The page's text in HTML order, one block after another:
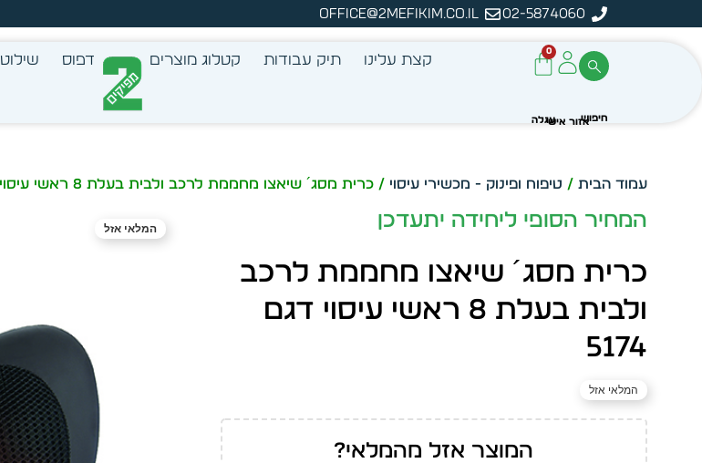
02-5874060
office@2mefikim.co.il
מיידית מתוך מלאי קיים
עצב בעצמך - הכן הדמייה לכל פריט בקלות
0
קצת עלינו תיק עבודות קטלוג מוצרים דפוס שילוט
עמוד הבית / טיפוח ופינוק - מכשירי עיסוי / כרית מסג´ שיאצו מחממת לרכב ולבית בעלת 8 ראשי עיסוי דגם 5174
כרית מסג´ שיאצו מחממת לרכב
ולבית בעלת 8 ראשי עיסוי דגם
5174
המלאי אזל
המוצר אזל מהמלאי?
המחיר הסופי ליחידה יתעדכן המלאי אזל